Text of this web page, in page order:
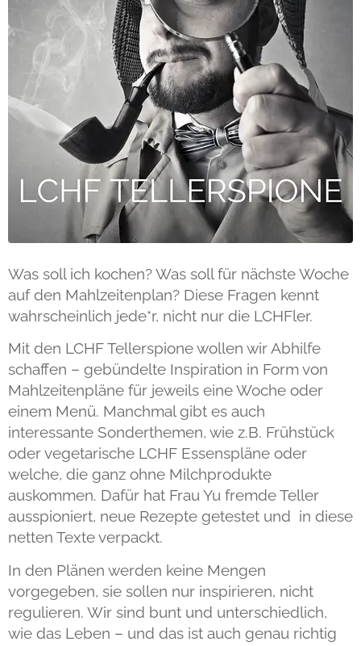
Was soll ich kochen? Was soll für nächste Woche
auf den Mahlzeitenplan? Diese Fragen kennt
wahrscheinlich jede*r, nicht nur die LCHFler.
Mit den LCHF Tellerspione wollen wir Abhilfe
schaffen – gebündelte Inspiration in Form von
Mahlzeitenpläne für jeweils eine Woche oder
einem Menü. Manchmal gibt es auch
interessante Sonderthemen, wie z.B. Frühstück
oder vegetarische LCHF Essenspläne oder
welche, die ganz ohne Milchprodukte
auskommen. Dafür hat Frau Yu fremde Teller
ausspioniert, neue Rezepte getestet und in diese
netten Texte verpackt.
In den Plänen werden keine Mengen
vorgegeben, sie sollen nur inspirieren, nicht
regulieren. Wir sind bunt und unterschiedlich,
wie das Leben – und das ist auch genau richtig